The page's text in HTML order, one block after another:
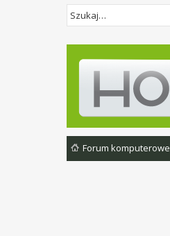
Forum komputerowe